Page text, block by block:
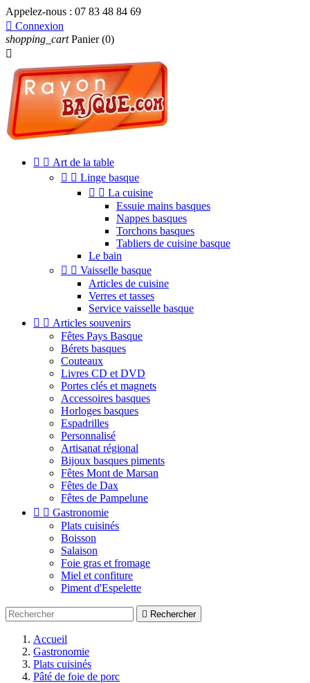
Appelez-nous : 07 83 48 84 69
 Connexion
shopping_cart Panier (0)

  Art de la table
  Linge basque
  La cuisine
Essuie mains basques
Nappes basques
Torchons basques
Tabliers de cuisine basque
Le bain
  Vaisselle basque
Articles de cuisine
Verres et tasses
Service vaisselle basque
  Articles souvenirs
Fêtes Pays Basque
Bérets basques
Couteaux
Livres CD et DVD
Portes clés et magnets
Accessoires basques
Horloges basques
Espadrilles
Personnalisé
Artisanat régional
Bijoux basques piments
Fêtes Mont de Marsan
Fêtes de Dax
Fêtes de Pampelune
  Gastronomie
Plats cuisinés
Boisson
Salaison
Foie gras et fromage
Miel et confiture
Piment d'Espelette
 Rechercher
Accueil
Gastronomie
Plats cuisinés
Pâté de foie de porc